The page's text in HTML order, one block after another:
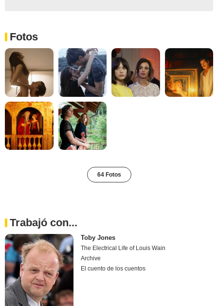
Fotos
64 Fotos
Trabajó con...
Toby Jones
The Electrical Life of Louis Wain
Archive
El cuento de los cuentos